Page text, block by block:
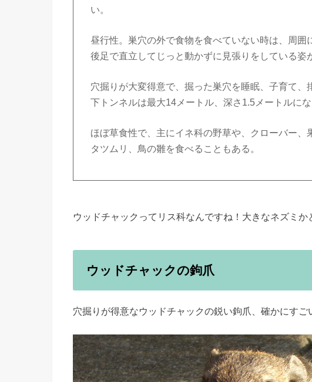
い。
昼行性。巣穴の外で食物を食べていない時は、周囲
後足で直立してじっと動かずに見張りをしている姿
穴掘りが大変得意で、掘った巣穴を睡眠、子育て
下トンネルは最大14メートル、深さ1.5メートルにな
ほぼ草食性で、主にイネ科の野草や、クローバー、
タツムリ、鳥の雛を食べることもある。
ウッドチャックってリス科なんですね！大きなネズミか
ウッドチャックの鉤爪
穴掘りが得意なウッドチャックの鋭い鉤爪、確かにすご